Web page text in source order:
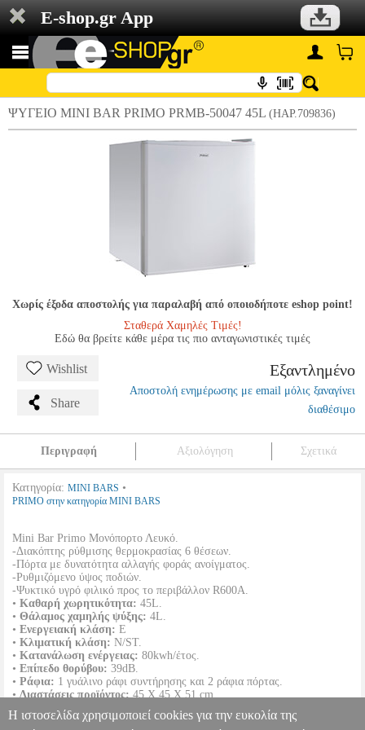
E-shop.gr App
ΨΥΓΕΙΟ MINI BAR PRIMO PRMB-50047 45L (HAP.709836)
Χωρίς έξοδα αποστολής για παραλαβή από οποιοδήποτε eshop point!
Σταθερά Χαμηλές Τιμές!
Εδώ θα βρείτε κάθε μέρα τις πιο ανταγωνιστικές τιμές
Wishlist
Share
Εξαντλημένο
Αποστολή ενημέρωσης με email μόλις ξαναγίνει
διαθέσιμο
Περιγραφή Αξιολόγηση Σχετικά
Κατηγορία: MINI BARS •
PRIMO στην κατηγορία MINI BARS
Mini Bar Primo Μονόπορτο Λευκό.
-Διακόπτης ρύθμισης θερμοκρασίας 6 θέσεων.
-Πόρτα με δυνατότητα αλλαγής φοράς ανοίγματος.
-Ρυθμιζόμενο ύψος ποδιών.
-Ψυκτικό υγρό φιλικό προς το περιβάλλον R600A.
• Καθαρή χωρητικότητα: 45L.
• Θάλαμος χαμηλής ψύξης: 4L.
• Ενεργειακή κλάση: E
• Κλιματική κλάση: N/ST.
• Κατανάλωση ενέργειας: 80kwh/έτος.
• Eπίπεδο θορύβου: 39dB.
• Ράφια: 1 γυάλινο ράφι συντήρησης και 2 ράφια πόρτας.
•Διαστάσεις προϊόντος:45 Χ 45 X 51 cm.
•
Χρώμα: Λευκό.
• Εγγύηση:2 χρόνια.
Η ιστοσελίδα χρησιμοποιεί cookies για την ευκολία της